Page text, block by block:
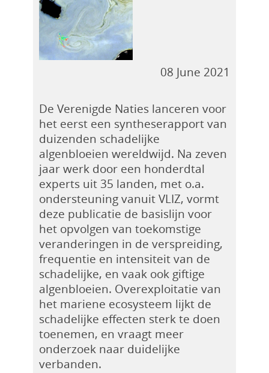
08 June 2021
De Verenigde Naties lanceren voor
het eerst een syntheserapport van
duizenden schadelijke
algenbloeien wereldwijd. Na zeven
jaar werk door een honderdtal
experts uit 35 landen, met o.a.
ondersteuning vanuit VLIZ, vormt
deze publicatie de basislijn voor
het opvolgen van toekomstige
veranderingen in de verspreiding,
frequentie en intensiteit van de
schadelijke, en vaak ook giftige
algenbloeien. Overexploitatie van
het mariene ecosysteem lijkt de
schadelijke effecten sterk te doen
toenemen, en vraagt meer
onderzoek naar duidelijke
verbanden.